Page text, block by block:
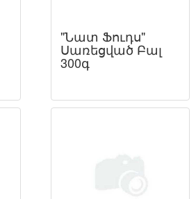
"Նատ Ֆուդս"
Սառեցված Բալ
300գ